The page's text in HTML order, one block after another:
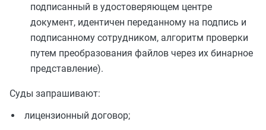
подписанный в удостоверяющем центре
документ, идентичен переданному на подпись и
подписанному сотрудником, алгоритм проверки
путем преобразования файлов через их бинарное
представление).
Суды запрашивают:
лицензионный договор;